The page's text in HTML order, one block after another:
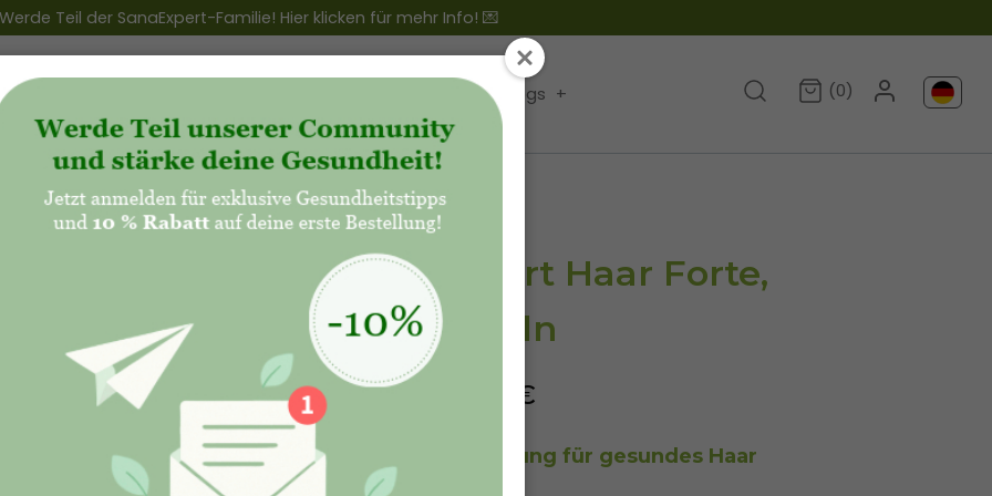
Werde Teil der SanaExpert-Familie! Hier klicken für mehr Info! 💌
Club Blogs + (0)
SanaExpert Haar Forte,
120 Kapseln
29,90€ 25,90€
Lösung für gesundes Haar
Kaufoptionen